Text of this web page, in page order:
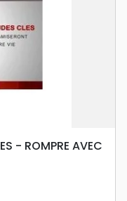
- ROMPRE AVEC